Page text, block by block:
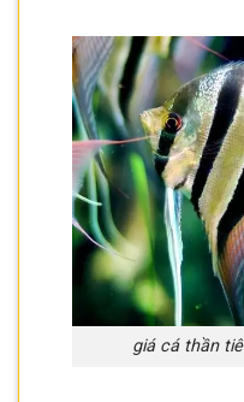
giá cá thần